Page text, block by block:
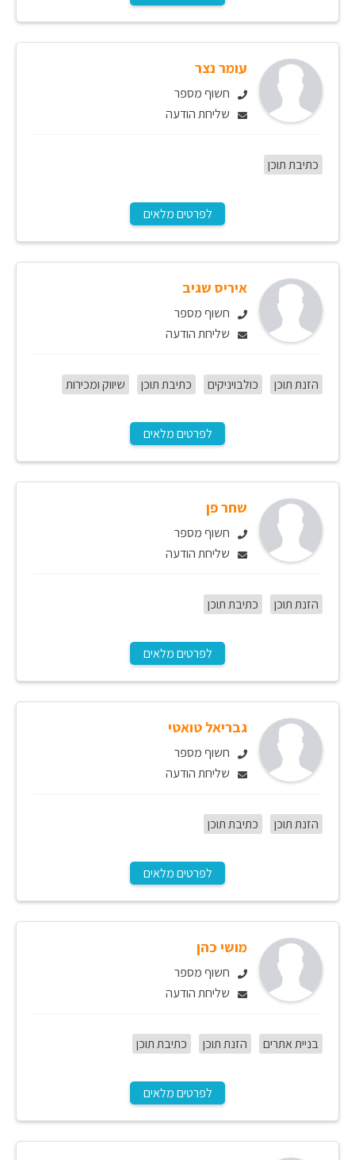
עומר נצר
חשוף מספר
שליחת הודעה
כתיבת תוכן
לפרטים מלאים
איריס שגיב
חשוף מספר
שליחת הודעה
הזנת תוכן כולבויניקים כתיבת תוכן שיווק ומכירות
לפרטים מלאים
שחר פן
חשוף מספר
שליחת הודעה
הזנת תוכן כתיבת תוכן
לפרטים מלאים
גבריאל טואטי
חשוף מספר
שליחת הודעה
הזנת תוכן כתיבת תוכן
לפרטים מלאים
מושי כהן
חשוף מספר
שליחת הודעה
בניית אתרים הזנת תוכן כתיבת תוכן
לפרטים מלאים